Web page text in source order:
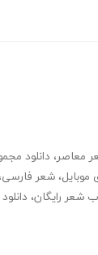
معاصر، دانلود
موبایل، شعر فارسی،
شعر رایگان،